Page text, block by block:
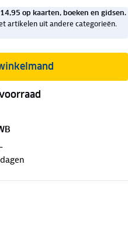
op kaarten, boeken en gidsen.
artikelen uit andere categorieën.